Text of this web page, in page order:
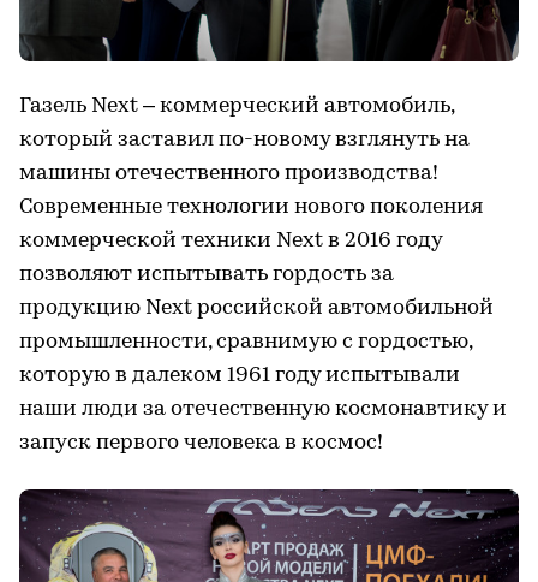
Газель Next – коммерческий автомобиль,
который заставил по-новому взглянуть на
машины отечественного производства!
Современные технологии нового поколения
коммерческой техники Next в 2016 году
позволяют испытывать гордость за
продукцию Next российской автомобильной
промышленности, сравнимую с гордостью,
которую в далеком 1961 году испытывали
наши люди за отечественную космонавтику и
запуск первого человека в космос!